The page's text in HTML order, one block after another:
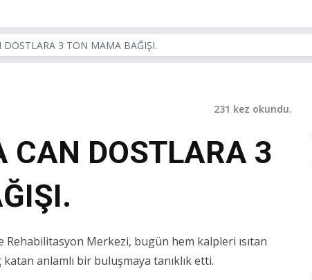
DOSTLARA 3 TON MAMA BAĞIŞI.
231 kez okundu.
CAN DOSTLARA 3
Rehabilitasyon Merkezi, bugün hem kalpleri ısıtan
anlamlı bir buluşmaya tanıklık etti.